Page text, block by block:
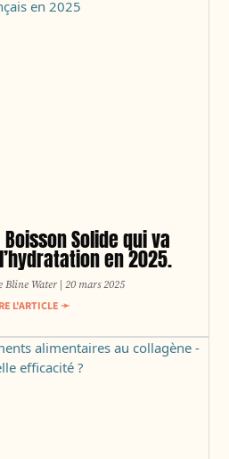
Solide qui va
en 2025.
Bline Water 20 mars 2025
L'ARTICLE ➛